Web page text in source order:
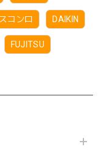
コンロ DAIKIN
FUJITSU